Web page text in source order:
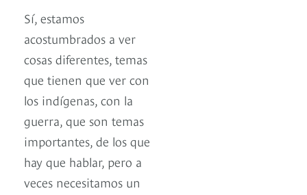
Sí, estamos
acostumbrados a ver
cosas diferentes, temas
que tienen que ver con
los indígenas, con la
guerra, que son temas
importantes, de los que
hay que hablar, pero a
veces necesitamos un